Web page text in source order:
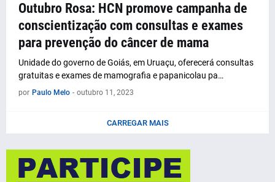
Outubro Rosa: HCN promove campanha de
conscientização com consultas e exames
para prevenção do câncer de mama
Unidade do governo de Goiás, em Uruaçu, oferecerá consultas
gratuitas e exames de mamografia e papanicolau pa…
por Paulo Melo - outubro 11, 2023
CARREGAR MAIS